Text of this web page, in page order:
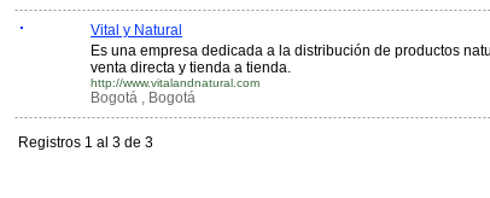
Vital y Natural
Es una empresa dedicada a la distribución de productos
venta directa y tienda a tienda.
http://www.vitalandnatural.com
Bogotá , Bogotá
Registros 1 al 3 de 3